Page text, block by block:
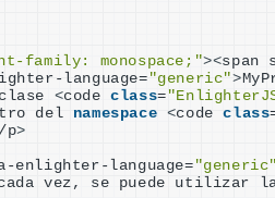
family: monospace;"><span
language= "generic">
<code class=
del namespace <code class
/p>
enlighter-language= "generic"